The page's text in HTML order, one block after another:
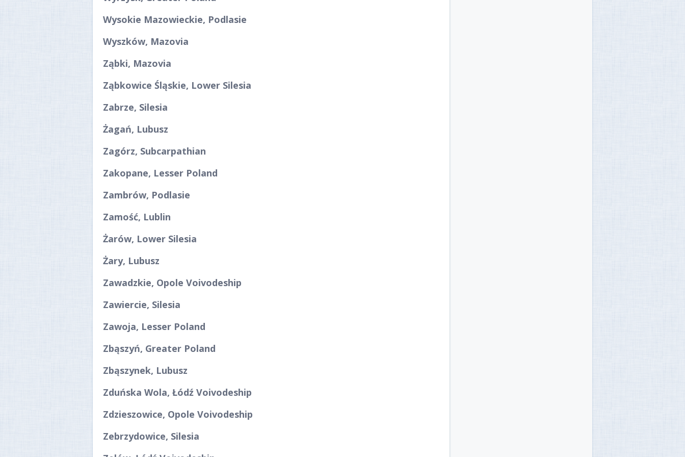
Wysokie Mazowieckie, Podlasie
Wyszków, Mazovia
Ząbki, Mazovia
Ząbkowice Śląskie, Lower Silesia
Zabrze, Silesia
Żagań, Lubusz
Zagórz, Subcarpathian
Zakopane, Lesser Poland
Zambrów, Podlasie
Zamość, Lublin
Żarów, Lower Silesia
Żary, Lubusz
Zawadzkie, Opole Voivodeship
Zawiercie, Silesia
Zawoja, Lesser Poland
Zbąszyń, Greater Poland
Zbąszynek, Lubusz
Zduńska Wola, Łódź Voivodeship
Zdzieszowice, Opole Voivodeship
Zebrzydowice, Silesia